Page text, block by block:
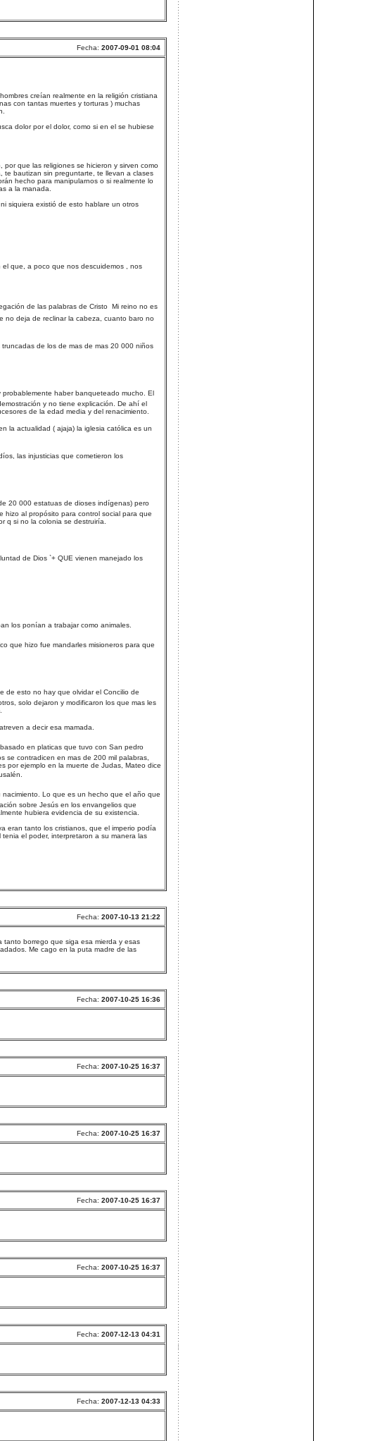
Fecha: 2007-09-01 08:04
creían realmente en la religión cristiana
con tantas muertes y torturas ) muchas
dolor por el dolor, como si en el se hubiese
que las religiones se hicieron y sirven como
te bautizan sin preguntarte, te llevan a clases
hecho para manipularnos o si realmente lo
a la manada.
siquiera existió de esto hablare un otros
que, a poco que nos descuidemos , nos
de las palabras de Cristo  Mi reino no es
no deja de reclinar la cabeza, cuanto baro no
de los de mas de mas 20 000 niños
probablemente haber banqueteado mucho. El
y no tiene explicación. De ahí el
de la edad media y del renacimiento.
la actualidad ( ajaja) la iglesia católica es un
las injusticias que cometieron los
20 000 estatuas de dioses indígenas) pero
al propósito para control social para que
q si no la colonia se destruiría.
de Dios `+ QUE vienen manejado los
los ponían a trabajar como animales.
que hizo fue mandarles misioneros para que
de esto no hay que olvidar el Concilio de
solo dejaron y modificaron los que mas les
a decir esa mamada.
en platicas que tuvo con San pedro
se contradicen en mas de 200 mil palabras,
por ejemplo en la muerte de Judas, Mateo dice
nacimiento. Lo que es un hecho que el año que
sobre Jesús en los envangelios que
hubiera evidencia de su existencia.
eran tanto los cristianos, que el imperio podía
el poder, interpretaron a su manera las
Fecha: 2007-10-13 21:22
tanto borrego que siga esa mierda y esas
Me cago en la puta madre de las
Fecha: 2007-10-25 16:36
Fecha: 2007-10-25 16:37
Fecha: 2007-10-25 16:37
Fecha: 2007-10-25 16:37
Fecha: 2007-10-25 16:37
Fecha: 2007-12-13 04:31
Fecha: 2007-12-13 04:33